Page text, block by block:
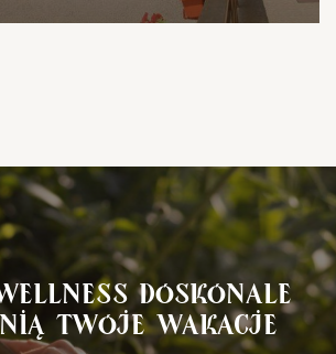
doskonale
Twoje wakacje